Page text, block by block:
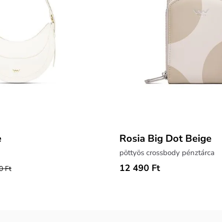
Ft
Rosia Big Dot Beige
pöttyös crossbody pénztárca
12 490 Ft